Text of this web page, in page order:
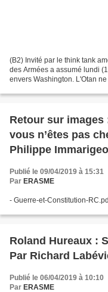
(B2) Invité par le think tank
des Armées a assumé lundi
envers Washington. L'Otan ne
Retour sur images
vous n’êtes pas
Philippe
Publié le 09/04/2019 à 15:31
Par ERASME
- Guerre-et-Constitution-
Roland Hureaux :
Par Richard
Publié le 06/04/2019 à 10:10
Par ERASME